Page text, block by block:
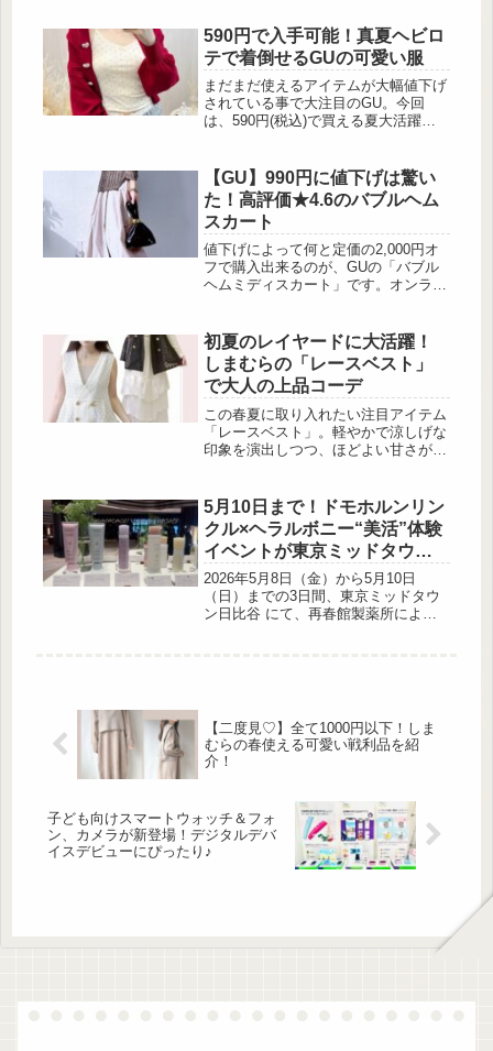
定番まで、どれもプチプラとは思えな
い高見え感が魅力。 今回はその中か
ら、秋のおしゃれに取り入れたい11ア
イテムをまとめてご紹介します♡ 秋
まで使える大人可愛いメッシュニット
出典:marino12131 透け感が涼しげな
590円で入手可能！真夏ヘビロ
テで着倒せるGUの可愛い服
まだまだ使えるアイテムが大幅値下げ
されている事で大注目のGU。今回
は、590円(税込)で買える夏大活躍の
ご提供 「コットンブレンドクロップ
ドキャミソール(ドライ)(ハート)」
は、肌触りが良く着心地も快適なポイ
ンテール素材を使用しており、羽織り
アイテムとのレイヤードスタイルがオ
ススメのアイテム。ストレッチ、吸汗
速乾、抗菌防臭、吸湿・放湿機能を兼
ね備えたハイスペ...
【GU】990円に値下げは驚い
た！高評価★4.6のバブルヘム
スカート
値下げによって何と定価の2,000円オ
フで購入出来るのが、GUの「バブル
ヘムミディスカート」です。オンライ
安さで購入出来るチャンスはそう滅多
にありません。その為、この機会に是
非挑戦してみませんか？★4.6の高評
価ながら990円(税込)！GUの「バブル
ヘムミディスカート」 出典:低身長
YURI様ご提供 GUの「バブルヘムミデ
ィスカート」は、元々2,990円(...
初夏のレイヤードに大活躍！
しまむらの「レースベスト」
で大人の上品コーデ
この春夏に取り入れたい注目アイテム
「レースベスト」。軽やかで涼しげな
印象を演出しつつ、ほどよい甘さが大
は、トレンドのレイヤードスタイルに
ぴったり。シンプルなトップスにサッ
と羽織るだけで、季節感あふれる着こ
なしが完成しますよ。ペプラムシルエ
ットが可愛い♡ 出典:_da_aco_様ご提
供 レースペプラムベストは、ウエス
ト部分がペプラムシルエットになって
いることが特徴。ウエストライ...
5月10日まで！ドモホルンリン
クル×ヘラルボニー“美活”体験
イベントが東京ミッドタウン
日比谷で開催
2026年5月8日（金）から5月10日
（日）までの3日間、東京ミッドタウ
ン日比谷 にて、再春館製薬所による
【二度見♡】全て1000円以下！しま
むらの春使える可愛い戦利品を紹
介！
子ども向けスマートウォッチ＆フォ
ン、カメラが新登場！デジタルデバ
イスデビューにぴったり♪